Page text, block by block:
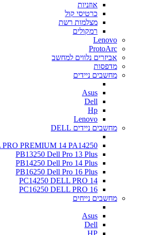
אוזניות
כרטיסי קול
מצלמות רשת
רמקולים
Lenovo
ProtoArc
אביזרים נלווים למחשב
מדפסות
מחשבים ניידים
Asus
Dell
Hp
Lenovo
מחשבים ניידים DELL
PREMIUM 14 PA14250
PB13250 Dell Pro 13 Plus
PB14250 Dell Pro 14 Plus
PB16250 Dell Pro 16 Plus
PC14250 DELL PRO 14
PC16250 DELL PRO 16
מחשבים נייחים
Asus
Dell
HP